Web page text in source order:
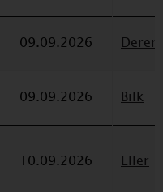
09.09.2026
09.09.2026 Bilk
10.09.2026 Eller